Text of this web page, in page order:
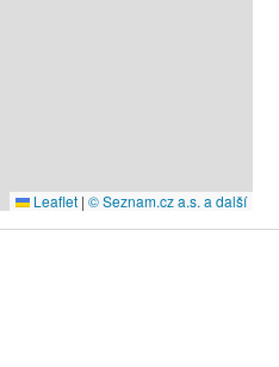
Leaflet | © Seznam.cz a.s. a další